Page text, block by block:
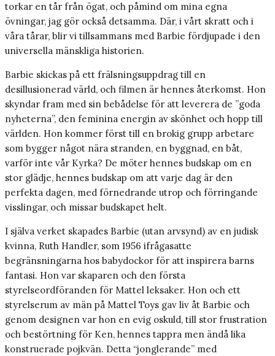
torkar en tår från ögat, och påmind om mina egna
övningar, jag gör också detsamma. Där, i vårt skratt och i
våra tårar, blir vi tillsammans med Barbie fördjupade i den
universella mänskliga historien.
Barbie skickas på ett frälsningsuppdrag till en
desillusionerad värld, och filmen är hennes återkomst. Hon
skyndar fram med sin bebådelse för att leverera de ”goda
nyheterna”, den feminina energin av skönhet och hopp till
världen. Hon kommer först till en brokig grupp arbetare
som bygger något nära stranden, en byggnad, en båt,
varför inte vår Kyrka? De möter hennes budskap om en
stor glädje, hennes budskap om att varje dag är den
perfekta dagen, med förnedrande utrop och förringande
visslingar, och missar budskapet helt.
I själva verket skapades Barbie (utan arvsynd) av en judisk
kvinna, Ruth Handler, som 1956 ifrågasatte
begränsningarna hos babydockor för att inspirera barns
fantasi. Hon var skaparen och den första
styrelseordföranden för Mattel leksaker. Hon och ett
styrelserum av män på Mattel Toys gav liv åt Barbie och
genom designen var hon en evig oskuld, till stor frustration
och bestörtning för Ken, hennes tappra men ändå lika
konstruerade pojkvän. Detta “jonglerande” med